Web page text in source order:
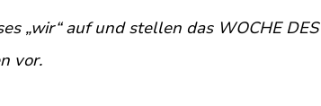
„wir“ auf und stellen das WOCHE DES
vor.